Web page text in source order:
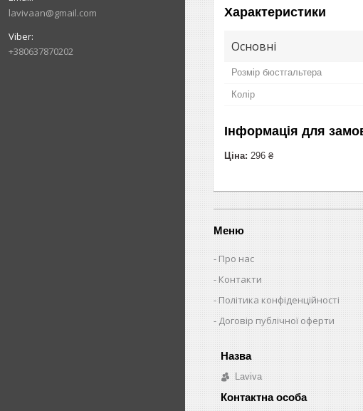
lavivaan@gmail.com
+380637870202
Характеристики
Основні
Розмір бюстгальтера
Колір
Інформація для
Ціна: 296 ₴
Меню
Про нас
Контакти
Політика конфіденційності
Договір публічної оферти
Laviva